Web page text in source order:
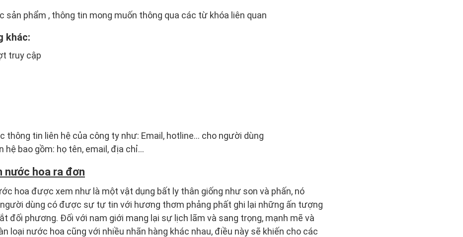
sản phẩm , thông tin mong muốn thông qua các từ khóa liên quan
khác:
truy cập
thông tin liên hệ của công ty như: Email, hotline… cho người dùng
hệ bao gồm: họ tên, email, địa chỉ…
nước hoa ra đơn
hoa được xem như là một vật dụng bất ly thân giống như son và phấn, nó
dùng có được sự tự tin với hương thơm phảng phất ghi lại những ấn tượng
đối phương. Đối với nam giới mang lại sự lịch lãm và sang trọng, mạnh mẽ và
loại nước hoa cũng với nhiều nhãn hàng khác nhau, điều này sẽ khiến cho các